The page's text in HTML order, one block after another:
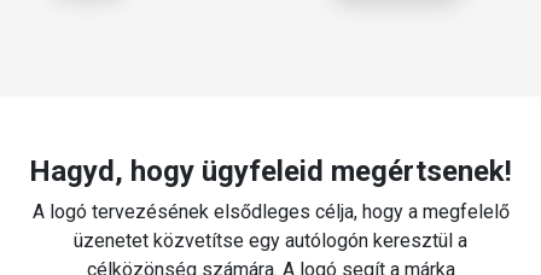
Hagyd, hogy ügyfeleid megértsenek!
A logó tervezésének elsődleges célja, hogy a megfelelő
üzenetet közvetítse egy autólogón keresztül a
célközönség számára. A logó segít a márka